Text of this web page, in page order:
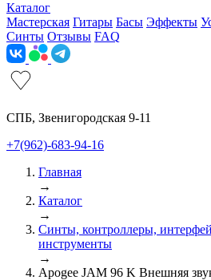
Каталог
Мастерская Гитары Басы Эффекты
Синты Отзывы FAQ
СПБ, Звенигородская 9-11
+7(962)-683-94-16
Главная
→
Каталог
→
Синты, контроллеры,
инструменты
→
Apogee JAM 96 K Внешняя